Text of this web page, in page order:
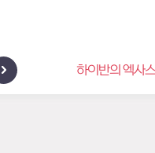
하이반의 엑사